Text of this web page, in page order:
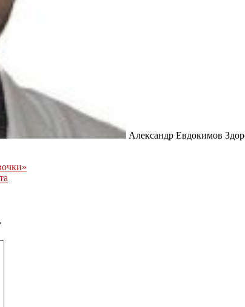
Александр Евдокимов